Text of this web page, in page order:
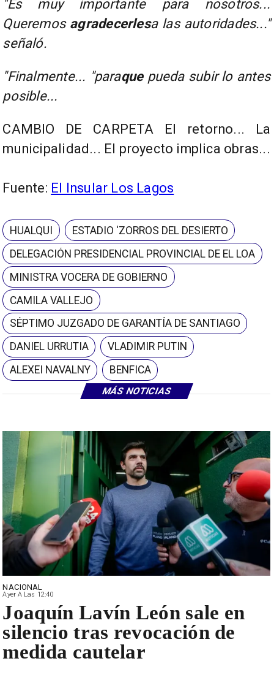
MÁS NOTICIAS
"Es muy importante para nosotros...
Queremos agradecerlesa las autoridades..."
señaló.
"Finalmente... "paraque pueda subir lo antes
posible...
CAMBIO DE CARPETA El retorno... La
municipalidad... El proyecto implica obras...
Fuente: El Insular Los Lagos
HUALQUI
ESTADIO 'ZORROS DEL DESIERTO
DELEGACIÓN PRESIDENCIAL PROVINCIAL DE EL LOA
MINISTRA VOCERA DE GOBIERNO
CAMILA VALLEJO
SÉPTIMO JUZGADO DE GARANTÍA DE SANTIAGO
DANIEL URRUTIA
VLADIMIR PUTIN
ALEXEI NAVALNY
BENFICA
NACIONAL
Ayer A Las 12:40
Joaquín Lavín León sale en
silencio tras revocación de
medida cautelar